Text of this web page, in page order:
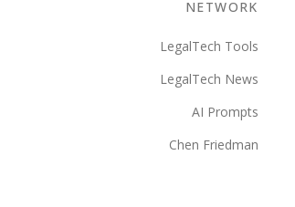
NETWORK
LegalTech Tools
LegalTech News
AI Prompts
Chen Friedman